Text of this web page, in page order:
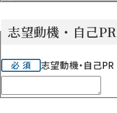
志望動機・自己PR
志望動機・自己PR